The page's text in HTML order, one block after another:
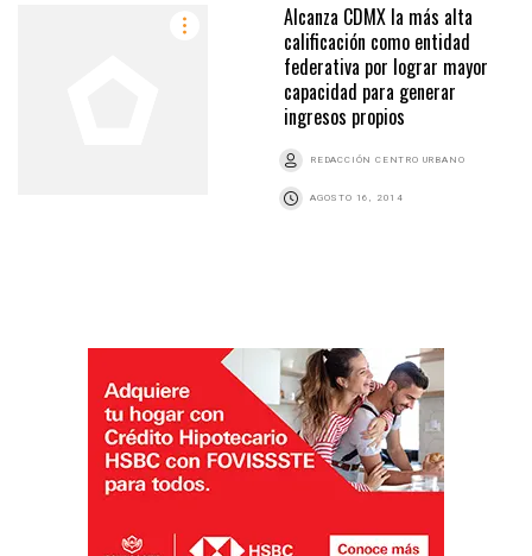
Alcanza CDMX la más alta
calificación como entidad
federativa por lograr mayor
capacidad para generar
ingresos propios
REDACCIÓN CENTRO URBANO
AGOSTO 16, 2014